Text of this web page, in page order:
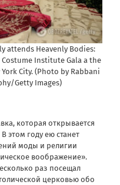
attends Heavenly Bodies:
Institute Gala a the
City. (Photo by Rabbani
Getty Images)
которая открывается
этом году ею станет
моды и религии
воображение».
раз посещал
церковью обо